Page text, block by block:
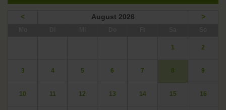
< August 2026 >
1 2
3 4 5 6 7 8 9
10 11 12 13 14 15 16